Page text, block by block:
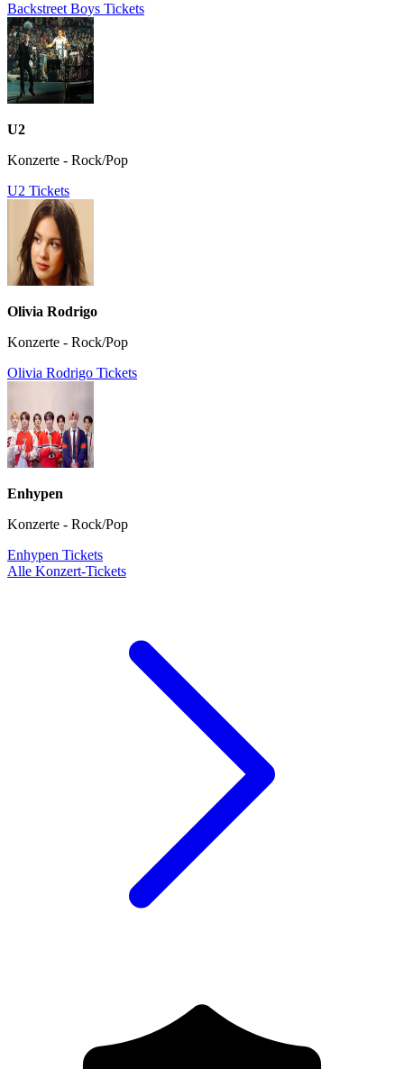
Backstreet Boys Tickets
U2
Konzerte - Rock/Pop
U2 Tickets
Olivia Rodrigo
Konzerte - Rock/Pop
Olivia Rodrigo Tickets
Enhypen
Konzerte - Rock/Pop
Enhypen Tickets
Alle Konzert-Tickets